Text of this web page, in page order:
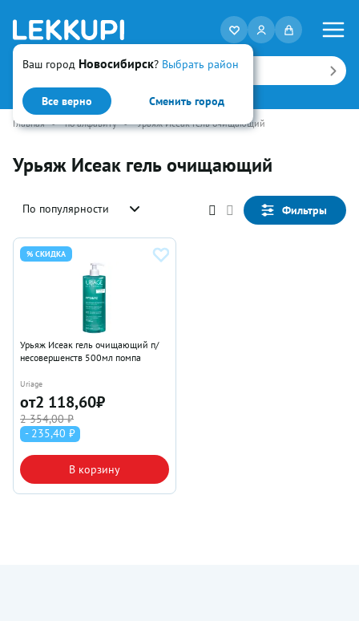
Ваш город Новосибирск? Выбрать район
Все верно Сменить город
Искать
Главная • по алфавиту • Урьяж Исеак гель очищающий
Урьяж Исеак гель очищающий
По популярности Фильтры
% СКИДКА
Урьяж Исеак гель очищающий п/
несовершенств 500мл помпа
Uriage
от2 118,60₽
2 354,00 ₽
- 235,40 ₽
В корзину